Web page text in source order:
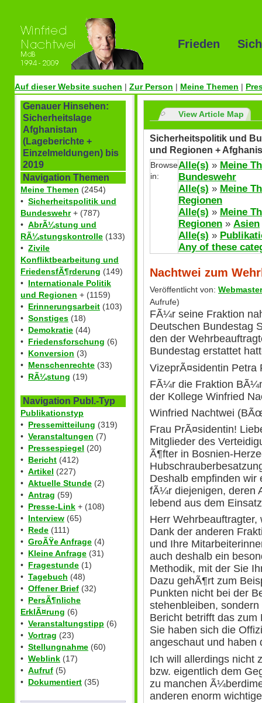
Frieden
Auf dieser Website suchen | Zur Person | Meine Themen |
Genauer Hinsehen:
Sicherheitslage
Afghanistan
(Lageberichte +
Einzelmeldungen) bis
2019
Navigation Themen
Meine Themen (2454)
• Sicherheitspolitik und
Bundeswehr+ (787)
• AbrÃ¼stung und
RÃ¼stungskontrolle (133)
• Zivile
Konfliktbearbeitung und
FriedensfÃ¶rderung (149)
• Internationale Politik
und Regionen + (1159)
• Erinnerungsarbeit (103)
• Sonstiges (18)
• Demokratie (44)
• Friedensforschung (6)
• Konversion (3)
• Menschenrechte (33)
• RÃ¼stung (19)
Navigation Publ.-Typ
Publikationstyp
• Pressemitteilung (319)
• Veranstaltungen (7)
• Pressespiegel (20)
• Bericht (412)
• Artikel (227)
• Aktuelle Stunde (2)
• Antrag (59)
• Presse-Link + (108)
• Interview (65)
• Rede (111)
• GroÃŸe Anfrage (4)
• Kleine Anfrage (31)
• Fragestunde (1)
• Tagebuch (48)
• Offener Brief (32)
• PersÃ¶nliche
ErklÃ¤rung (6)
• Veranstaltungstipp (6)
• Vortrag (23)
• Stellungnahme (60)
• Weblink (17)
• Aufruf (5)
• Dokumentiert (35)
View Article Map
Sicherheitspolitik und
und Regionen +
Browse
in:
Alle(s) » Meine
Bundeswehr
Alle(s) » Meine
Regionen
Alle(s) » Meine
Regionen » Asien
Alle(s) »
Any of these
Nachtwei zum
Veröffentlicht von: Webmaster
Aufrufe)
FÃ¼r seine Fraktion
Deutschen Bundestag
den der
Bundestag erstattet
VizeprÃ¤sidentin Petra
FÃ¼r die Fraktion
der Kollege Winfried
Winfried Nachtwei
Frau PrÃ¤sidentin!
Mitglieder des
Ã¶fter in Bosnien-
Deshalb empfinden
fÃ¼r diejenigen, deren
lebend aus dem
Herr
Dank der anderen
und Ihre
auch deshalb ein
Methodik, mit der Sie
Dazu gehÃ¶rt zum
Punkten nicht bei der
stehenbleiben,
Bericht betrifft das zum
Sie haben sich die
angeschaut und haben
Ich will allerdings nicht
bzw. eigentlich dem
zu manchen
anderen enorm